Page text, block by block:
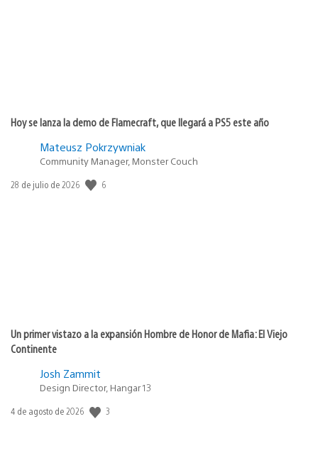
Hoy se lanza la demo de Flamecraft, que llegará a PS5 este año
Mateusz Pokrzywniak
Community Manager, Monster Couch
Fecha
28 de julio de 2026 6
Un primer vistazo a la expansión Hombre de Honor de Mafia: El Viejo
Continente
Josh Zammit
Design Director, Hangar 13
Fecha
4 de agosto de 2026 3